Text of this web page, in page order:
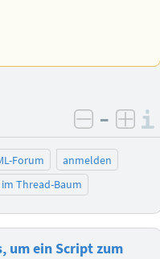
negativ
–
Forum
anmelden
Thread-Baum
um ein Script zum